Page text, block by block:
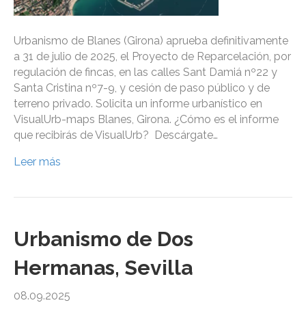
Urbanismo de Blanes (Girona) aprueba definitivamente
a 31 de julio de 2025, el Proyecto de Reparcelación, por
regulación de fincas, en las calles Sant Damiá nº22 y
Santa Cristina nº7-9, y cesión de paso público y de
terreno privado. Solicita un informe urbanístico en
VisualUrb-maps Blanes, Girona. ¿Cómo es el informe
que recibirás de VisualUrb? Descárgate…
Leer más
Urbanismo de Dos
Hermanas, Sevilla
08.09.2025